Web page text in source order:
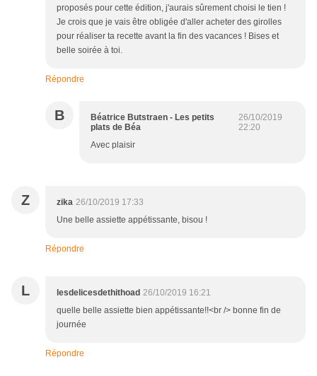
proposés pour cette édition, j'aurais sûrement choisi le tien !
Je crois que je vais être obligée d'aller acheter des girolles
pour réaliser ta recette avant la fin des vacances ! Bises et
belle soirée à toi.
Répondre
B
Béatrice Butstraen - Les petits
plats de Béa
26/10/2019
22:20
Avec plaisir
Z zika 26/10/2019 17:33
Une belle assiette appétissante, bisou !
Répondre
L lesdelicesdethithoad 26/10/2019 16:21
quelle belle assiette bien appétissante!!<br /> bonne fin de
journée
Répondre